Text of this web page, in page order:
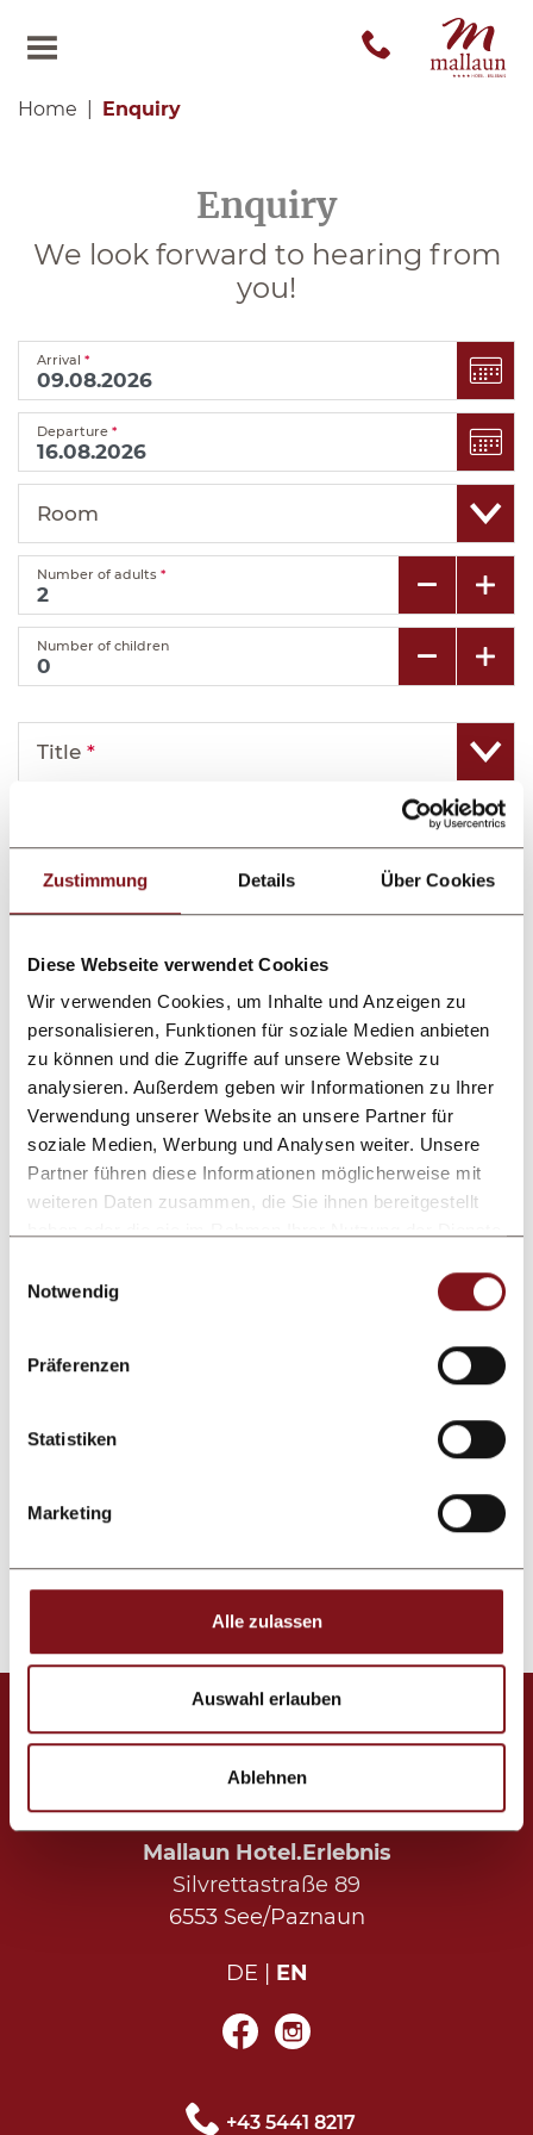
Zustimmung Details Über Cookies
Diese Webseite verwendet Cookies
Wir verwenden Cookies, um Inhalte und Anzeigen zu
personalisieren, Funktionen für soziale Medien anbieten
zu können und die Zugriffe auf unsere Website zu
analysieren. Außerdem geben wir Informationen zu Ihrer
Verwendung unserer Website an unsere Partner für
soziale Medien, Werbung und Analysen weiter. Unsere
Partner führen diese Informationen möglicherweise mit
weiteren Daten zusammen, die Sie ihnen bereitgestellt
Notwendig
Präferenzen
Statistiken
Marketing
Alle zulassen
Auswahl erlauben
Ablehnen
Home Enquiry
Enquiry
We look forward to hearing from
you!
Arrival *
Departure *
Room
Number of adults *
Number of children
Title *
Last name
E-mail*
Telephone
Comment
After sending the contact form, the personal data you have
entered will be processed by the person responsible for
on the basis of your consent given by sending the form.
Mallaun Hotel.Erlebnis
Silvrettastraße 89
6553 See/Paznaun
DE EN
+43 5441 8217